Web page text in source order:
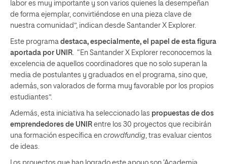
labor es muy importante y son varios quienes la desempeñan
de forma ejemplar, convirtiéndose en una pieza clave de
nuestra comunidad”, indican desde Santander X Explorer.
Este programa destaca, especialmente, el papel de esta figura
aportada por UNIR . “En Santander X Explorer reconocemos la
excelencia de aquellos coordinadores que no solo superan la
media de postulantes y graduados en el programa, sino que,
además, son valorados de forma muy favorable por los propios
estudiantes”.
Además, esta iniciativa ha seleccionado las propuestas de dos
emprendedores de UNIR entre los 30 proyectos que recibirán
una formación específica en crowdfundig , tras evaluar cientos
de ideas.